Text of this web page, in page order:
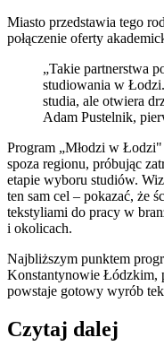
Miasto przedstawia tego
połączenie oferty
„Takie partnerstwa
studiowania w
studia, ale otwiera
Adam Pustelnik,
Program „Młodzi w
spoza regionu, próbując
etapie wyboru studiów.
ten sam cel – pokazać, że
tekstyliami do pracy w
i okolicach.
Najbliższym punktem
Konstantynowie Łódzkim,
powstaje gotowy wyrób
Czytaj dalej